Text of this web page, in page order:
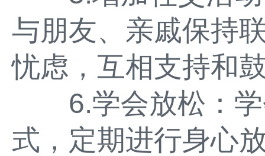
与朋友、亲戚保持
忧虑，互相支持和
6.学会放松：学
式，定期进行身心